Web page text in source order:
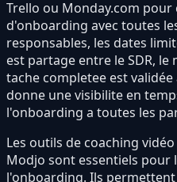
Trello ou Monday.com
d'onboarding avec toutes
responsables, les dates
est partage entre le SDR,
tache completee est
donne une visibilite en
l'onboarding a toutes les
Les outils de coaching
Modjo sont essentiels pour
l'onboarding. Ils